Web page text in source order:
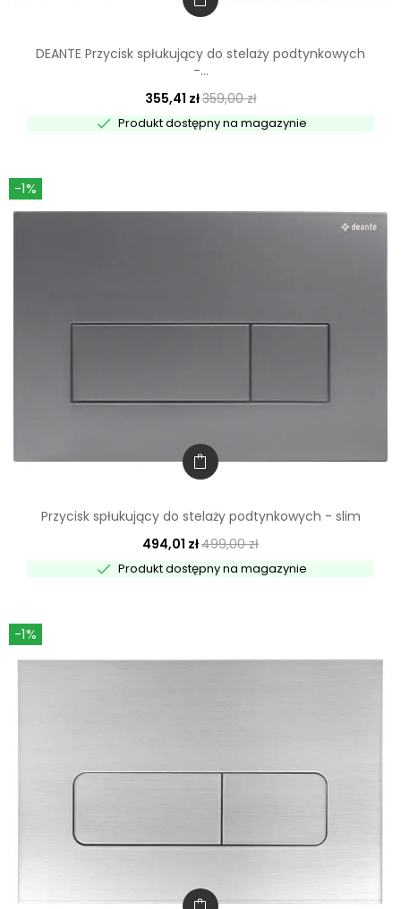
DEANTE Przycisk spłukujący do stelaży podtynkowych
-...
355,41 zł359,00 zł
 Produkt dostępny na magazynie
-1%
Przycisk spłukujący do stelaży podtynkowych - slim
494,01 zł499,00 zł
 Produkt dostępny na magazynie
-1%